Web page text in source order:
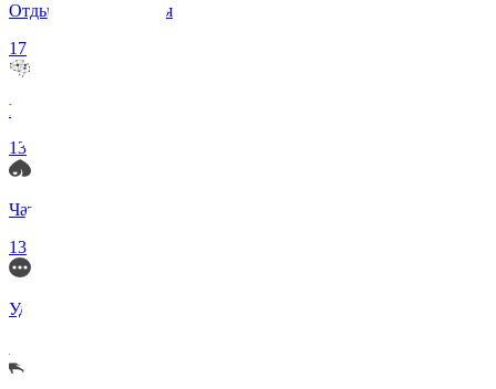
Отдых и Развлечения
17
Нейросети и ИИ
13
Чаты по интересам
13
Удаленка (Работа)